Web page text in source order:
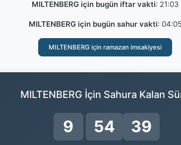
MILTENBERG için bugün iftar vakti: 21:03
MILTENBERG için bugün sahur vakti: 04:05
MILTENBERG için ramazan imsakiyesi
MILTENBERG İçin Sahura Kalan
9 54 38